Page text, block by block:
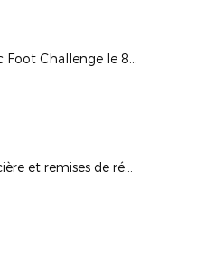
1 - Mozaic Foot Challenge le 8/12/17
AG Financière et remises de récompenses le 1/12/17 à Chauvigny